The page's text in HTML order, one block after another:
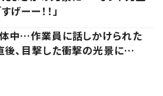
げーー！！」
中…作業員に話しかけられた
後、目撃した衝撃の光景に…